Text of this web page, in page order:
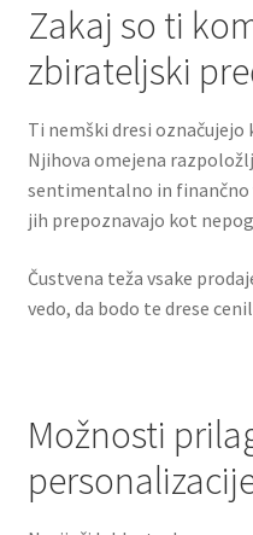
Zakaj so ti
zbirateljski
Ti nemški dresi
Njihova omejena
sentimentalno in
jih prepoznavajo kot
Čustvena teža vsake
vedo, da bodo te drese
Možnosti